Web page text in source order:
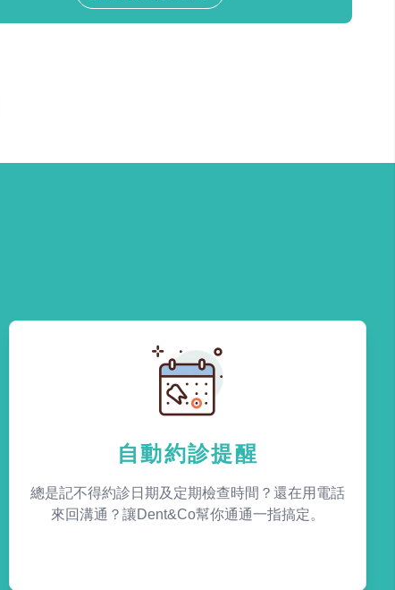
自動約診提醒
總是記不得約診日期及定期檢查時間？還在用電話
來回溝通？讓Dent&Co幫你通通一指搞定。